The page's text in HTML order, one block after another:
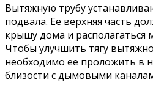
Вытяжную трубу
подвала. Ее верхняя часть
крышу дома и располагаться
Чтобы улучшить тягу
необходимо ее проложить в
близости с дымовыми